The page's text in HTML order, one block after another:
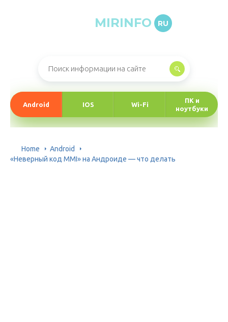
MIRINFO RU
Android IOS Wi-Fi
ПК и
ноутбуки
Home
Android
«Неверный код MMI» на Андроиде — что делать